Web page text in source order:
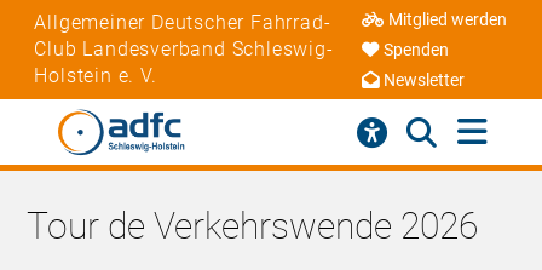
Allgemeiner Deutscher Fahrrad-
Club Landesverband Schleswig-
Holstein e. V.
Mitglied werden
Spenden
Newsletter
Tour de Verkehrswende 2026